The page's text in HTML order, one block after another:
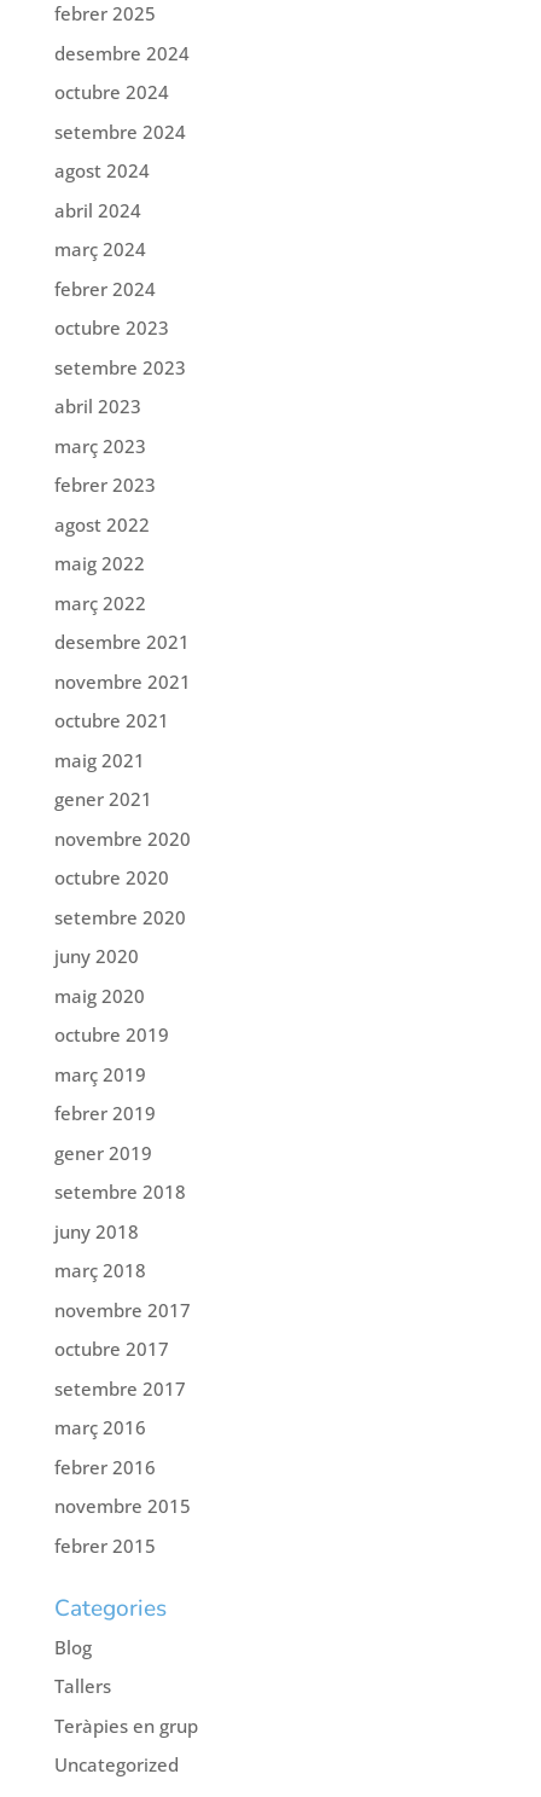
febrer 2025
desembre 2024
octubre 2024
setembre 2024
agost 2024
abril 2024
març 2024
febrer 2024
octubre 2023
setembre 2023
abril 2023
març 2023
febrer 2023
agost 2022
maig 2022
març 2022
desembre 2021
novembre 2021
octubre 2021
maig 2021
gener 2021
novembre 2020
octubre 2020
setembre 2020
juny 2020
maig 2020
octubre 2019
març 2019
febrer 2019
gener 2019
setembre 2018
juny 2018
març 2018
novembre 2017
octubre 2017
setembre 2017
març 2016
febrer 2016
novembre 2015
febrer 2015
Categories
Blog
Tallers
Teràpies en grup
Uncategorized